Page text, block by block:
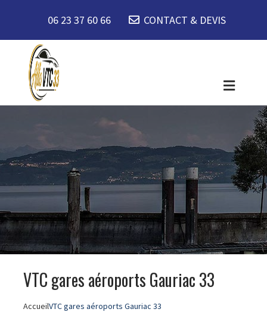
06 23 37 60 66 CONTACT & DEVIS
VTC gares aéroports Gauriac 33
AccueilVTC gares aéroports Gauriac 33